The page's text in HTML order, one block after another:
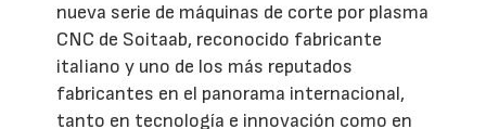
nueva serie de máquinas de corte por plasma
CNC de Soitaab, reconocido fabricante
italiano y uno de los más reputados
fabricantes en el panorama internacional,
tanto en tecnología e innovación como en